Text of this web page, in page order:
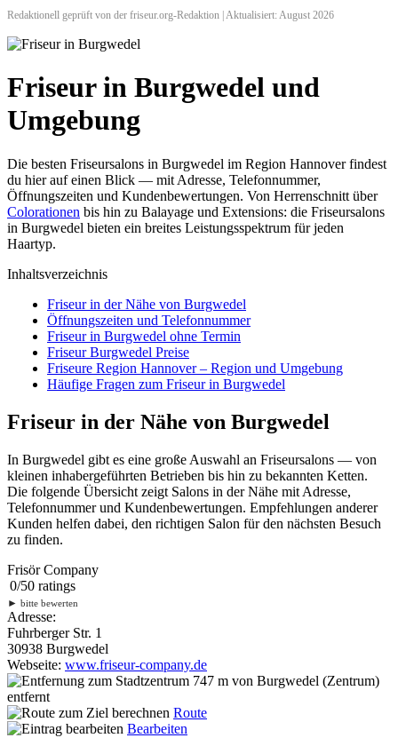
Redaktionell geprüft von der friseur.org-Redaktion | Aktualisiert: August 2026
Friseur in Burgwedel und
Umgebung
Die besten Friseursalons in Burgwedel im Region Hannover findest
du hier auf einen Blick — mit Adresse, Telefonnummer,
Öffnungszeiten und Kundenbewertungen. Von Herrenschnitt über
Colorationen bis hin zu Balayage und Extensions: die Friseursalons
in Burgwedel bieten ein breites Leistungsspektrum für jeden
Haartyp.
Inhaltsverzeichnis
Friseur in der Nähe von Burgwedel
Öffnungszeiten und Telefonnummer
Friseur in Burgwedel ohne Termin
Friseur Burgwedel Preise
Friseure Region Hannover – Region und Umgebung
Häufige Fragen zum Friseur in Burgwedel
Friseur in der Nähe von Burgwedel
In Burgwedel gibt es eine große Auswahl an Friseursalons — von
kleinen inhabergeführten Betrieben bis hin zu bekannten Ketten.
Die folgende Übersicht zeigt Salons in der Nähe mit Adresse,
Telefonnummer und Kundenbewertungen. Empfehlungen anderer
Kunden helfen dabei, den richtigen Salon für den nächsten Besuch
zu finden.
Frisör Company
0/50 ratings
► bitte bewerten
Adresse:
Fuhrberger Str. 1
30938 Burgwedel
Webseite: www.friseur-company.de
747 m von Burgwedel (Zentrum)
entfernt
Route
Bearbeiten